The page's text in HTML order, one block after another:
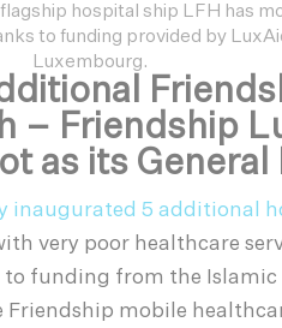
hospital ship LFH has
to funding provided by
Luxembourg.
– Friendship
as its General
inaugurated 5 additional
very poor healthcare
funding from the Islamic
mobile